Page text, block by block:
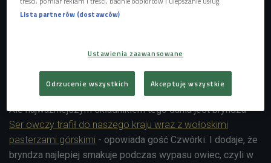
turystyki. - Takie ciasto wrzucamy do garnka z gorącą wodą
i zazwyczaj używamy do tego specjalnego sitka, które
Skąd wzięła się bryndza na Słowacji?
Ale najważniejszym składnikiem tego dania jest bryndza -
Ser owczy trafił do naszego kraju wraz z wołoskimi
pasterzami górskimi - opowiada gość Czwórki. I dodaje, że
bryndza najlepiej smakuje podczas wypasu owiec, czyli w
Lista partnerów (dostawców)
Ustawienia zaawansowane
Odrzucenie wszystkich Akceptuję wszystkie